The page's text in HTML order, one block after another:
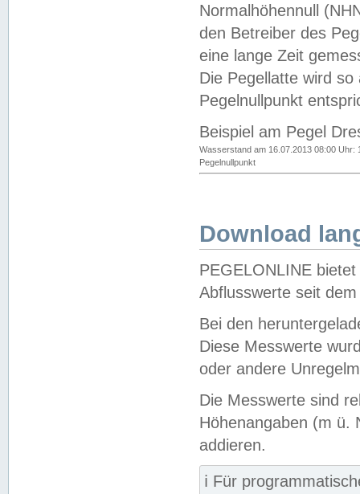
Normalhöhennull
den Betreiber des
eine lange Zeit
Die Pegellatte wird
Pegelnullpunkt
Beispiel am Pegel
Wasserstand am 16.07.2013 08:00 Uhr:
Pegelnullpunkt
Download
PEGELONLINE
Abflusswerte seit
Bei den
Diese Messwerte
oder andere
Die Messwerte sind
Höhenangaben (m ü.
addieren.
ℹ️ Für